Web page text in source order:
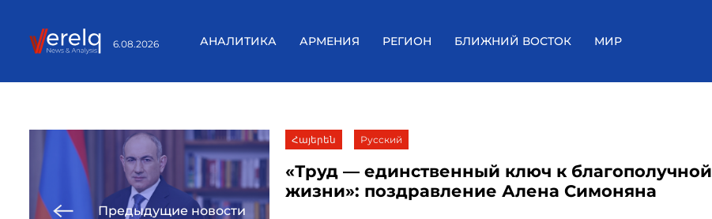
6.08.2026 АНАЛИТИКА АРМЕНИЯ РЕГИОН БЛИЖНИЙ ВОСТОК МИР
Предыдущие новости
Հայերեն Русский
«Труд — единственный ключ к благополучной
жизни»: поздравление Алена Симоняна